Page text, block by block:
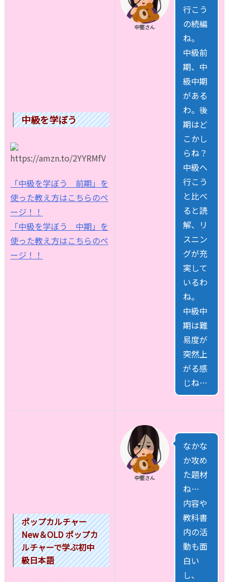
中級を学ぼう
「中級を学ぼう 前期」を
使った教え方はこちらのペ
ージ！！
「中級を学ぼう 中期」を
使った教え方はこちらのペ
ージ！！
中堅さん
行こう
の続編
ね。
中級前
期、中
級中期
がある
わ。後
期はど
こかし
らね？
中級へ
行こう
と比べ
ると読
解、リ
スニン
グが充
実して
いるわ
ね。
中級中
期は難
易度が
突然上
がる感
じね…
ポップカルチャー
New＆OLD ポップカ
ルチャーで学ぶ初中
級日本語
中堅さん
なかな
か攻め
た題材
ね…
内容や
教科書
内の活
動も面
白い
し、